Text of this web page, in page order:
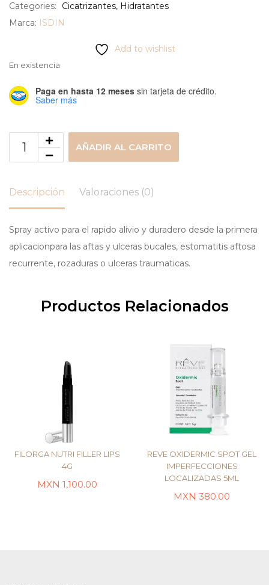
Categories: Cicatrizantes, Hidratantes
Marca: ISDIN
Add to wishlist
En existencia
Paga en hasta 12 meses sin tarjeta de crédito.
Saber más
AÑADIR AL CARRITO
Descripción Valoraciones (0)
Spray activo para el rapido alivio y duradero desde la primera
aplicacionpara las aftas y ulceras bucales, estomatitis aftosa
recurrente, rozaduras o ulceras traumaticas.
Productos Relacionados
LEER MÁS
REVE OXIDERMIC SPOT GEL
IMPERFECCIONES
LOCALIZADAS 5ML
380.00
FILORGA NUTRI FILLER LIPS
4G
1,100.00